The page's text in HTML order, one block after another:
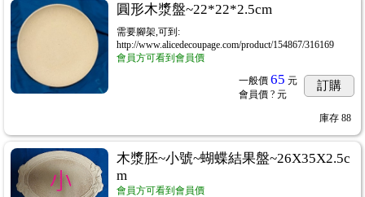
圓形木漿盤~22*22*2.5cm
需要腳架,可到:
http://www.alicedecoupage.com/product/154867/316169
會員方可看到會員價
一般價 65 元
會員價 ? 元
訂購
庫存 88
木漿胚~小號~蝴蝶結果盤~26X35X2.5c
m
會員方可看到會員價